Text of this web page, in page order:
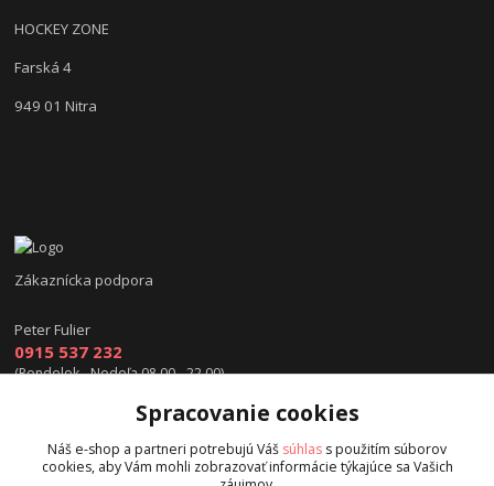
HOCKEY ZONE
Farská 4
949 01 Nitra
Zákaznícka podpora
Peter Fulier
0915 537 232
(Pondelok - Nedeľa 08.00 - 22.00)
info@hokejexpert.sk
Spracovanie cookies
Náš e-shop a partneri potrebujú Váš súhlas s použitím súborov
cookies, aby Vám mohli zobrazovať informácie týkajúce sa Vašich